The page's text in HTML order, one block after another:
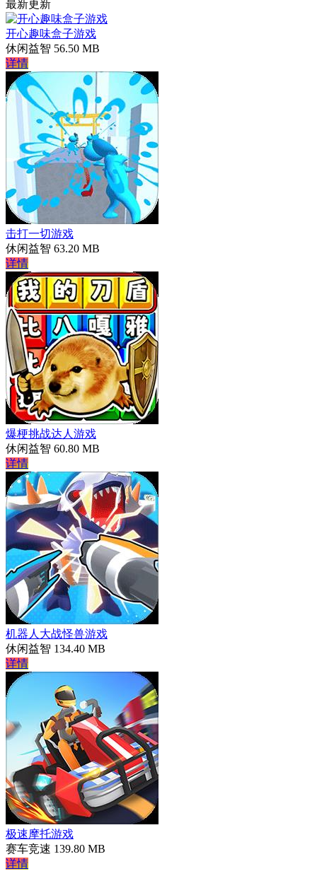
最新更新
开心趣味盒子游戏
休闲益智 56.50 MB
详情
击打一切游戏
休闲益智 63.20 MB
详情
爆梗挑战达人游戏
休闲益智 60.80 MB
详情
机器人大战怪兽游戏
休闲益智 134.40 MB
详情
极速摩托游戏
赛车竞速 139.80 MB
详情